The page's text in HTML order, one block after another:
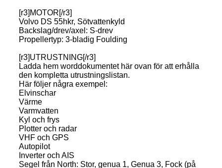
[r3]MOTOR[/r3]
Volvo DS 55hkr, Sötvattenkyld
Backslag/drev/axel: S-drev
Propellertyp: 3-bladig Foulding
[r3]UTRUSTNING[/r3]
Ladda hem worddokumentet här ovan för att erhålla
den kompletta utrustningslistan.
Här följer några exempel:
Elvinschar
Värme
Varmvatten
Kyl och frys
Plotter och radar
VHF och GPS
Autopilot
Inverter och AIS
Segel från North: Stor, genua 1, Genua 3, Fock (på